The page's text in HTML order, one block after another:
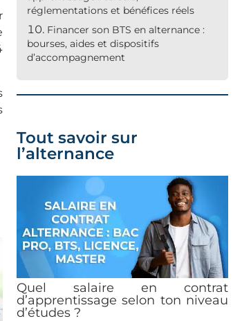
réglementations et bénéfices réels
Financer son BTS en alternance :
bourses, aides et dispositifs
d’accompagnement
Tout savoir sur
l’alternance
Quel salaire en contrat
d’apprentissage selon ton niveau
d’études ?